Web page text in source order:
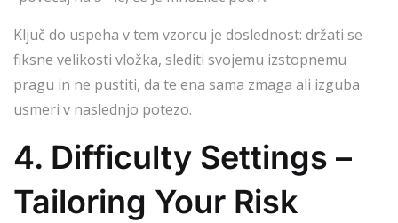
Ključ do uspeha v tem vzorcu je doslednost: držati se
fiksne velikosti vložka, slediti svojemu izstopnemu
pragu in ne pustiti, da te ena sama zmaga ali izguba
usmeri v naslednjo potezo.
4. Difficulty Settings –
Tailoring Your Risk